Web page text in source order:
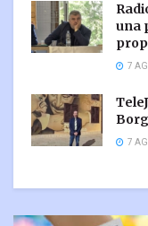
una
7
7